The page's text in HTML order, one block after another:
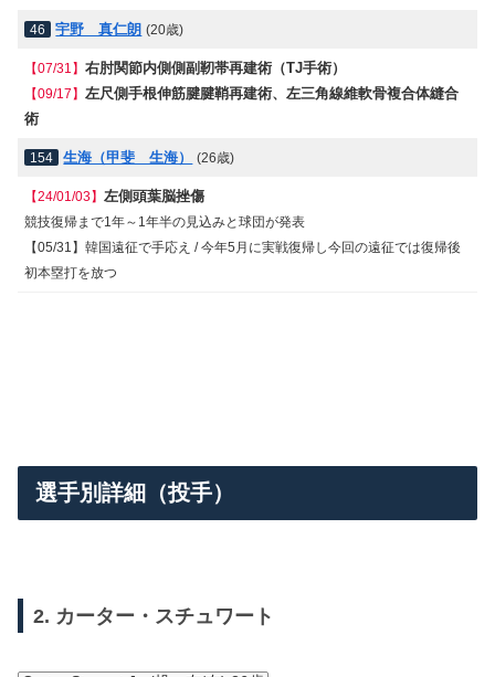
46 宇野 真仁朗 (20歳)
【07/31】右肘関節内側側副靭帯再建術（TJ手術）
【09/17】左尺側手根伸筋腱腱鞘再建術、左三角線維軟骨複合体縫合
術
154 生海（甲斐 生海） (26歳)
【24/01/03】左側頭葉脳挫傷
競技復帰まで1年～1年半の見込みと球団が発表
【05/31】韓国遠征で手応え / 今年5月に実戦復帰し今回の遠征では復帰後
初本塁打を放つ
選手別詳細（投手）
2. カーター・スチュワート